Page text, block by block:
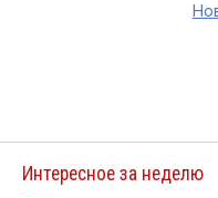
Интересное за неделю